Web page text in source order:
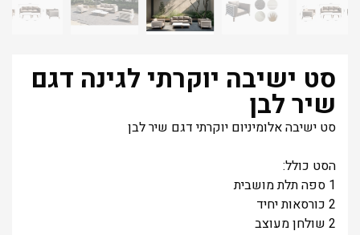
סט ישיבה יוקרתי לגינה דגם
שיר לבן
סט ישיבה אלומיניום יוקרתי דגם שיר לבן
הסט כולל:
1 ספה תלת מושבית
2 כורסאות יחיד
2 שולחן מעוצב